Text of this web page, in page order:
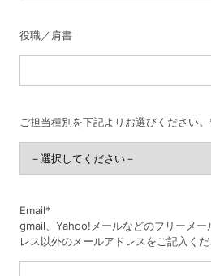
役職／肩書
ご担当種別を下記よりお選びください。
Email*
gmail、Yahoo!メールなどのフリーメー
レス以外のメールアドレスをご記入くだ